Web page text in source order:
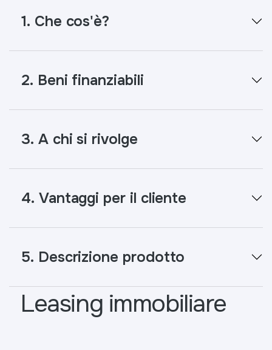
1. Che cos'è?
2. Beni finanziabili
3. A chi si rivolge
4. Vantaggi per il cliente
5. Descrizione prodotto
Leasing immobiliare